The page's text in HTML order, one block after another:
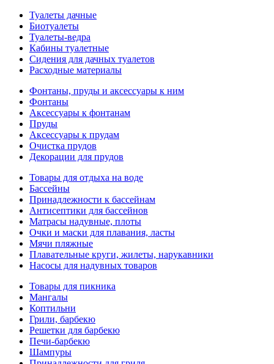
Туалеты дачные
Биотуалеты
Туалеты-ведра
Кабины туалетные
Сидения для дачных туалетов
Расходные материалы
Фонтаны, пруды и аксессуары к ним
Фонтаны
Аксессуары к фонтанам
Пруды
Аксессуары к прудам
Очистка прудов
Декорации для прудов
Товары для отдыха на воде
Бассейны
Принадлежности к бассейнам
Антисептики для бассейнов
Матраcы надувные, плоты
Очки и маски для плавания, ласты
Мячи пляжные
Плавательные круги, жилеты, нарукавники
Насосы для надувных товаров
Товары для пикника
Мангалы
Коптильни
Грили, барбекю
Решетки для барбекю
Печи-барбекю
Шампуры